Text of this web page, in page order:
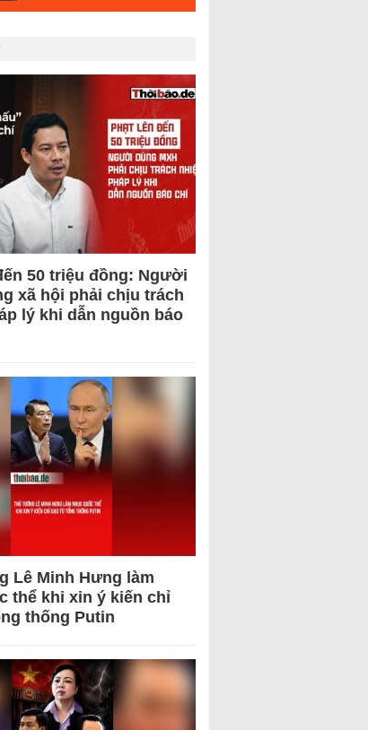
50 triệu đồng: Người
xã hội phải chịu trách
lý khi dẫn nguồn báo
Lê Minh Hưng làm
thể khi xin ý kiến chỉ
thống Putin